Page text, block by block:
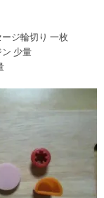
ジ輪切り 一枚
少量